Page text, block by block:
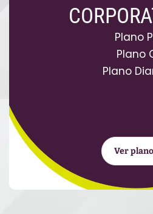
Plano
Plano
Plano
Ver